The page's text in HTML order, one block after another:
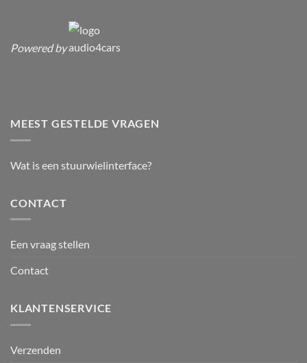
Powered by
MEEST GESTELDE VRAGEN
Wat is een stuurwielinterface?
CONTACT
Een vraag stellen
Contact
KLANTENSERVICE
Verzenden